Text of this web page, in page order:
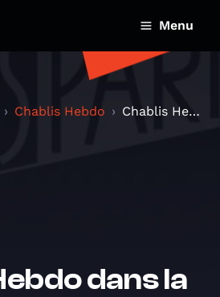
Menu
Chablis Hebdo Chablis Hebdo dans la vase de Soissons
dans la